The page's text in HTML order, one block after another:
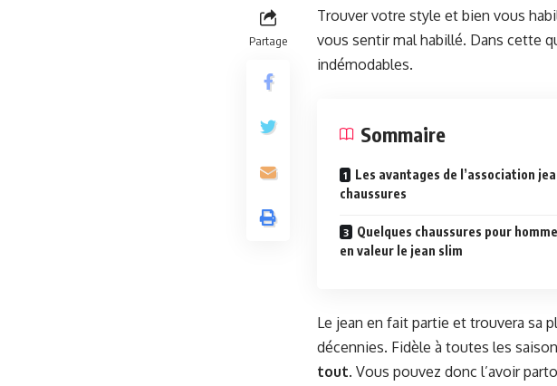
Partage
Trouver votre style et bien vous
vous sentir mal habillé. Dans cette
indémodables.
Sommaire
Les avantages de l’association
chaussures
Quelques chaussures pour
en valeur le jean slim
Le jean en fait partie et trouvera sa
décennies. Fidèle à toutes les
tout. Vous pouvez donc l’avoir